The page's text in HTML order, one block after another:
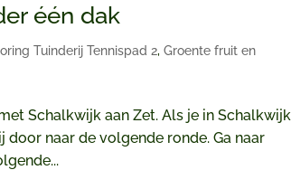
één dak
Tuinderij Tennispad 2,Groente fruit en
Schalkwijk aan Zet. Als je in Schalkwijk
naar de volgende ronde. Ga naar